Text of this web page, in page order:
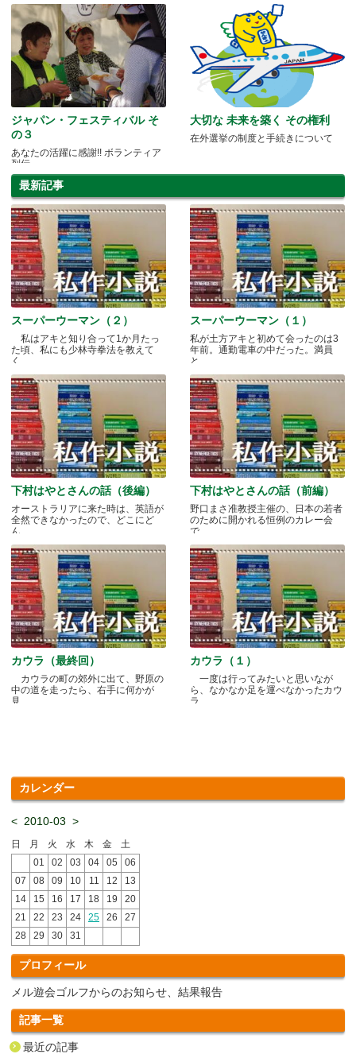
ジャパン・フェスティバル そ
の３
あなたの活躍に感謝!! ボランティア
列伝
大切な 未来を築く その権利
在外選挙の制度と手続きについて
最新記事
スーパーウーマン（２）
私はアキと知り合って1か月たっ
た頃、私にも少林寺拳法を教えて
く.....
スーパーウーマン（１）
私が土方アキと初めて会ったのは3
年前。通勤電車の中だった。満員
と.....
下村はやとさんの話（後編）
オーストラリアに来た時は、英語が
全然できなかったので、どこにど
ん.....
下村はやとさんの話（前編）
野口まさ准教授主催の、日本の若者
のために開かれる恒例のカレー会
で.....
カウラ（最終回）
カウラの町の郊外に出て、野原の
中の道を走ったら、右手に何かが
見.....
カウラ（１）
一度は行ってみたいと思いなが
ら、なかなか足を運べなかったカウ
ラ.....
カレンダー
< 2010-03 >
日 月 火 水 木 金
土
01
02 03 04 05
06
07
08 09 10 11 12
13
14
15 16 17 18 19
20
21
22 23 24 25 26
27
28
29 30 31
プロフィール
メル遊会ゴルフからのお知らせ、結果報告
記事一覧
最近の記事